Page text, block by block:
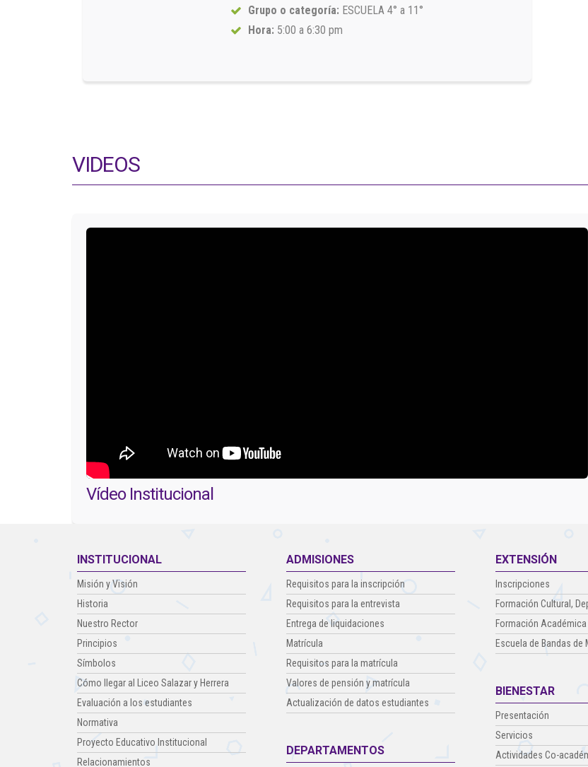
Grupo o categoría: ESCUELA 4° a 11°
Hora: 5:00 a 6:30 pm
VIDEOS
Vídeo Institucional
INSTITUCIONAL
Misión y Visión
Historia
Nuestro Rector
Principios
Símbolos
Cómo llegar al Liceo Salazar y Herrera
Evaluación a los estudiantes
Normativa
Proyecto Educativo Institucional
Relacionamientos
ADMISIONES
Requisitos para la inscripción
Requisitos para la entrevista
Entrega de liquidaciones
Matrícula
Requisitos para la matrícula
Valores de pensión y matrícula
Actualización de datos estudiantes
DEPARTAMENTOS
EXTENSIÓN
Inscripciones
Formación Cultural,
Formación Académica
Escuela de Bandas de
BIENESTAR
Presentación
Servicios
Actividades Co-